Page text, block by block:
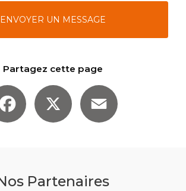
ENVOYER UN MESSAGE
Partagez cette page
Facebook
Partenaires